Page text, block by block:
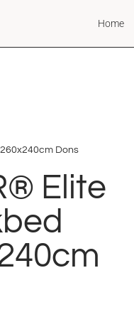
Home
Dons
Elite